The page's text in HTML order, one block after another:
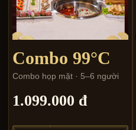
Combo 99°C
Combo họp mặt · 5–6 người
1.099.000 đ